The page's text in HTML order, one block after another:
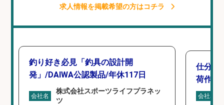
求人情報を掲載希望の方はコチラ
釣り好き必見「釣具の設計開
発」/DAIWA公認製品/年休117日
会社名
株式会社スポーツライフプラネッ
ツ
仕分け
荷作業
会社名